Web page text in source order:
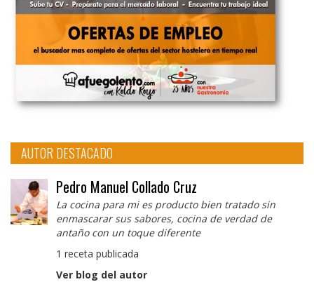
AUTOR DESTACADO
Pedro Manuel Collado Cruz
La cocina para mi es producto bien tratado sin
enmascarar sus sabores, cocina de verdad de
antaño con un toque diferente
1 receta publicada
Ver blog del autor